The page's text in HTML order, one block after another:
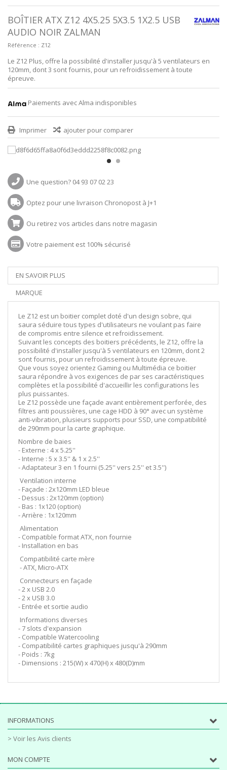
BOÎTIER ATX Z12 4X5.25 5X3.5 1X2.5 USB
AUDIO NOIR ZALMAN
Référence : Z12
Le Z12 Plus, offre la possibilité d'installer jusqu'à 5 ventilateurs en
120mm, dont 3 sont fournis, pour un refroidissement à toute
épreuve.
Paiements avec Alma indisponibles
Imprimer ajouter pour comparer
Une question? 04 93 07 02 23
Optez pour une livraison Chronopost à J+1
Ou retirez vos articles dans notre magasin
Votre paiement est 100% sécurisé
EN SAVOIR PLUS
MARQUE
Le Z12 est un boitier complet doté d'un design sobre, qui
saura séduire tous types d'utilisateurs ne voulant pas faire
de compromis entre silence et refroidissement.
Suivant les concepts des boitiers précédents, le Z12, offre la
possibilité d'installer jusqu'à 5 ventilateurs en 120mm, dont 2
sont fournis, pour un refroidissement à toute épreuve.
Que vous soyez orientez Gaming ou Multimédia ce boitier
saura répondre à vos exigences de par ses caractéristiques
complètes et la possibilité d'accueillir les configurations les
plus puissantes.
Le Z12 possède une façade avant entièrement perforée, des
filtres anti poussières, une cage HDD à 90° avec un système
anti-vibration, plusieurs supports pour SSD, une compatibilité
de 290mm pour la carte graphique.
Nombre de baies
- Externe : 4 x 5.25''
- Interne : 5 x 3.5'' & 1 x 2.5''
- Adaptateur 3 en 1 fourni (5.25'' vers 2.5'' et 3.5'')
Ventilation interne
- Façade : 2x120mm LED bleue
- Dessus : 2x120mm (option)
- Bas : 1x120 (option)
- Arrière : 1x120mm
Alimentation
- Compatible format ATX, non fournie
- Installation en bas
Compatibilité carte mère
- ATX, Micro-ATX
Connecteurs en façade
- 2 x USB 2.0
- 2 x USB 3.0
- Entrée et sortie audio
Informations diverses
- 7 slots d'expansion
- Compatible Watercooling
- Compatibilité cartes graphiques jusqu'à 290mm
- Poids : 7kg
- Dimensions : 215(W) x 470(H) x 480(D)mm
INFORMATIONS
> Voir les Avis clients
MON COMPTE